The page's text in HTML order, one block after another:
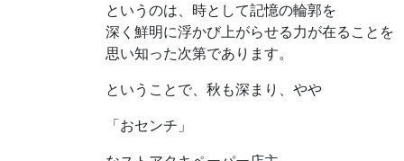
というのは、時として記憶の輪郭を
深く鮮明に浮かび上がらせる力が在ることを
思い知った次第であります。
ということで、秋も深まり、やや
「おセンチ」